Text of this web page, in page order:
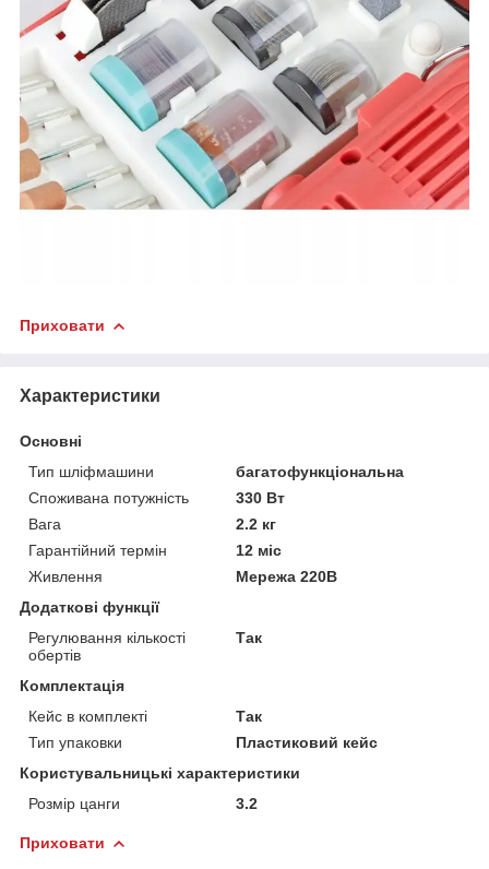
Приховати
Характеристики
Основні
Тип шліфмашини
багатофункціональна
Споживана потужність
330 Вт
Вага
2.2 кг
Гарантійний термін
12 міс
Живлення
Мережа 220В
Додаткові функції
Регулювання кількості
обертів
Так
Комплектація
Кейс в комплекті
Так
Тип упаковки
Пластиковий кейс
Користувальницькі характеристики
Розмір цанги
3.2
Приховати